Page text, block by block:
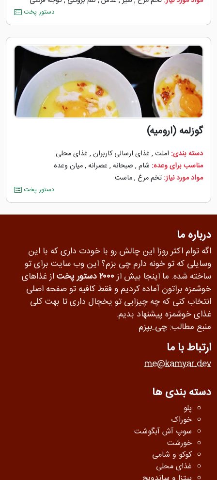
دستور پخت
گوزلمه (ارومیه)
دسته بندی: املت , غذای ارسالی کاربران , غذای محلی
مناسب برای وعده: شام , صبحانه , عصرانه ,میان وعده
مواد مورد نیاز: تخم مرغ ,ماست
دستور پخت
درباره ما
اگه توام اکثر روزا این چالش رو با خودت داری که با این
وسایلی که تو خونه دارم چی بزم؟ این وب سایت برای تو
ساخته شده. ما اینجا بیش از۲۰۰۰ دستور پخت
از غذاهای
خوشمزه براتون آماده کردیم و فقط کافیه تو صفحه اصلی
انتخاب کنی که چه چیزایی تو یخچال داری تا بهت کلی
غذای خوشمزه پیشنهاد بدیم.
منبع مطالب: چی بپزم
ارتباط با ما
me@kamyar.dev
دسته بندی ها
پلو
خوراک
سوپ آش آبگوشت
خورشت
کوکو و شامی
غذای محلی